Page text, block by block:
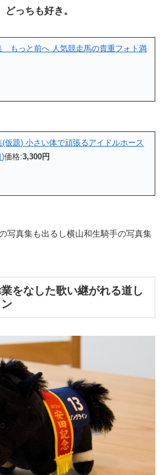
どっちも好き。
もっと前へ 人気競走馬の貴重フォト満
仮題) 小さい体で頑張るアイドルホース
)価格:3,300円
写真集も出るし横山和生騎手の写真集
をなした歌い継がれる道し